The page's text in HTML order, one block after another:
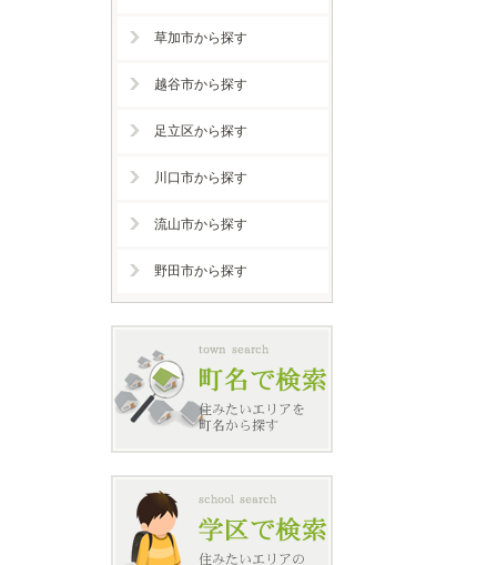
草加市から探す
越谷市から探す
足立区から探す
川口市から探す
流山市から探す
野田市から探す